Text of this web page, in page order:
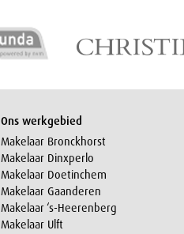
Ons werkgebied
Makelaar Bronckhorst
Makelaar Dinxperlo
Makelaar Doetinchem
Makelaar Gaanderen
Makelaar ‘s-Heerenberg
Makelaar Ulft